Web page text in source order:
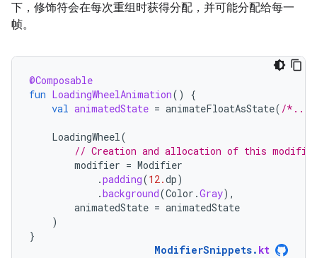
下，修饰符会在每次重组时获得分配，并可能分配给每一
帧。
@Composable
fun LoadingWheelAnimation()
{
val animatedState = animateFloatAsState( /
LoadingWheel(
// Creation and allocation of this
modifier = Modifier
.padding(12.dp)
.background(Color .Gray),
animatedState = animatedState
)
}
ModifierSnippets. kt